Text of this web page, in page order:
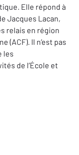
Elle répond à
Jacques Lacan,
relais en région
(ACF). Il n’est pas
les
de l’École et